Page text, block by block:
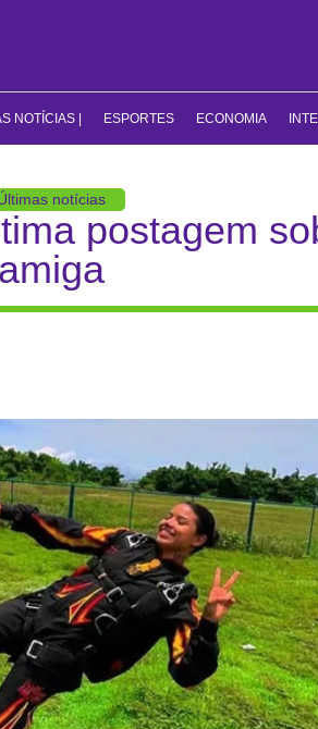
NOTÍCIAS | ESPORTES ECONOMIA
notícias
postagem
amiga